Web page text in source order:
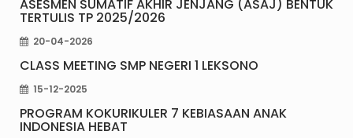
ASESMEN SUMATIF AKHIR JENJANG (ASAJ) BENTUK
TERTULIS TP 2025/2026
20-04-2026
CLASS MEETING SMP NEGERI 1 LEKSONO
15-12-2025
PROGRAM KOKURIKULER 7 KEBIASAAN ANAK
INDONESIA HEBAT